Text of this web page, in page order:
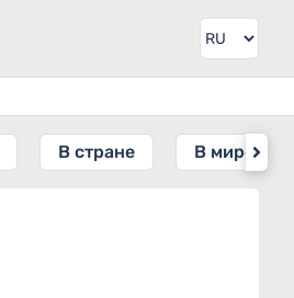
В стране В мире